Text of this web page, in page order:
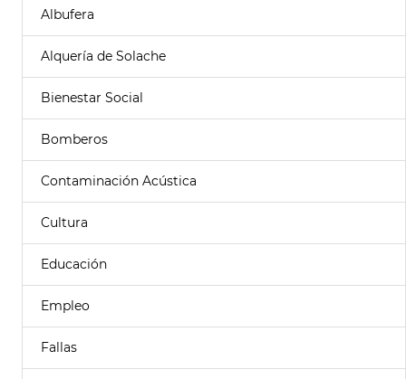
Albufera
Alquería de Solache
Bienestar Social
Bomberos
Contaminación Acústica
Cultura
Educación
Empleo
Fallas